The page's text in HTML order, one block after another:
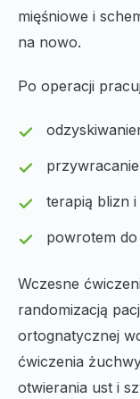
mięśniowe i
na nowo.
Po operacji
terapią blizn
powrotem
Wczesne
randomizacją
ortognatycznej
ćwiczenia
otwierania ust i